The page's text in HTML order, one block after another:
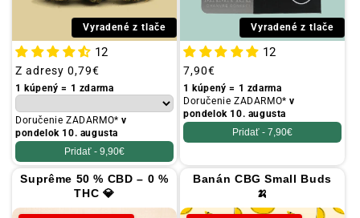
Vyradené z tlače
12
Obvyklá
cena
Z adresy 0,79€
1 kúpený = 1 zdarma
Doručenie ZADARMO*v
pondelok 10. augusta
Pridať - 9,90€
Vyradené z tlače
12
Obvyklá
cena
7,90€
1 kúpený = 1 zdarma
Doručenie ZADARMO*v
pondelok 10. augusta
Pridať - 7,90€
Suprême 50 % CBD – 0 %
THC 💎
Banán CBG Small Buds
🍌